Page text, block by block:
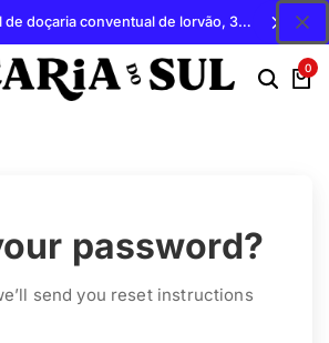
conventual de lorvão, 3, 4 e 5 de outubro 2026, penacova
0
password?
send you reset instructions